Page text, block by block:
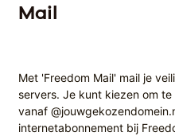
Mail
Met 'Freedom Mail' mail je
servers. Je kunt kiezen om
vanaf
internetabonnement bij